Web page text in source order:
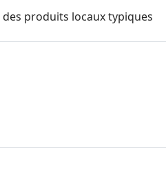
produits locaux typiques